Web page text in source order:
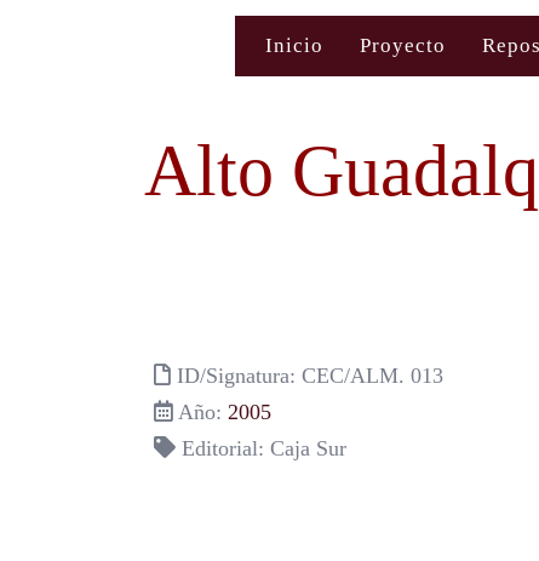
Inicio Proyecto
Alto
ID/Signatura: CEC/ALM. 013
Año: 2005
Editorial: Caja Sur